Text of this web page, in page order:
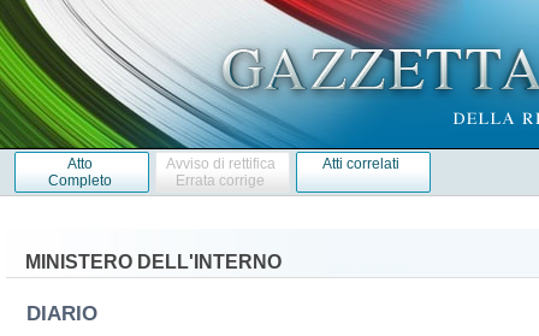
Atto
Completo
Avviso di rettifica
Errata corrige
Atti correlati
MINISTERO DELL'INTERNO
DIARIO